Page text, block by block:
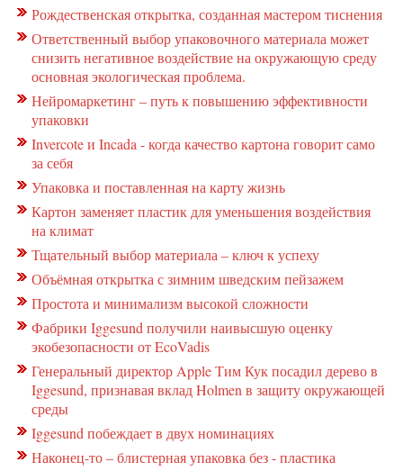
Рождественская открытка, созданная мастером тиснения
Ответственный выбор упаковочного материала может
снизить негативное воздействие на окружающую среду
основная экологическая проблема.
Нейромаркетинг – путь к повышению эффективности
упаковки
Invercote и Incada - когда качество картона говорит само
за себя
Упаковка и поставленная на карту жизнь
Картон заменяет пластик для уменьшения воздействия
на климат
Тщательный выбор материала – ключ к успеху
Объёмная открытка с зимним шведским пейзажем
Простота и минимализм высокой сложности
Фабрики Iggesund получили наивысшую оценку
экобезопасности от EcoVadis
Генеральный директор Apple Тим Кук посадил дерево в
Iggesund, признавая вклад Holmen в защиту окружающей
среды
Iggesund побеждает в двух номинациях
Наконец-то – блистерная упаковка без - пластика